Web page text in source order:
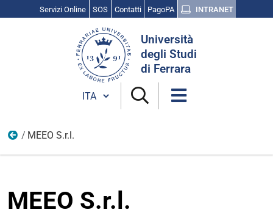
Servizi Online SOS Contatti PagoPA INTRANET
Università
degli Studi
di Ferrara
Cambia lingua
Le realtà partecipanti 2022
MEEO S.r.l.
MEEO S.r.l.